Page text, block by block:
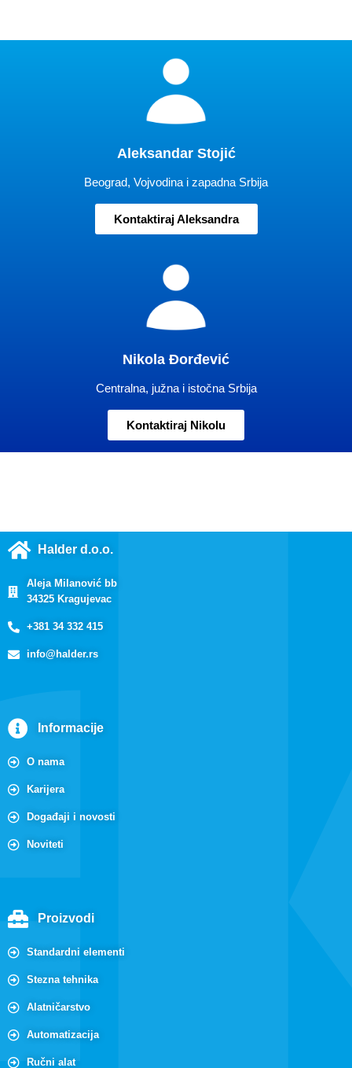
Aleksandar Stojić
Beograd, Vojvodina i zapadna Srbija
Kontaktiraj Aleksandra
Nikola Đorđević
Centralna, južna i istočna Srbija
Kontaktiraj Nikolu
Halder d.o.o.
Aleja Milanović bb
34325 Kragujevac
+381 34 332 415
info@halder.rs
Informacije
O nama
Karijera
Događaji i novosti
Noviteti
Proizvodi
Standardni elementi
Stezna tehnika
Alatničarstvo
Automatizacija
Ručni alat